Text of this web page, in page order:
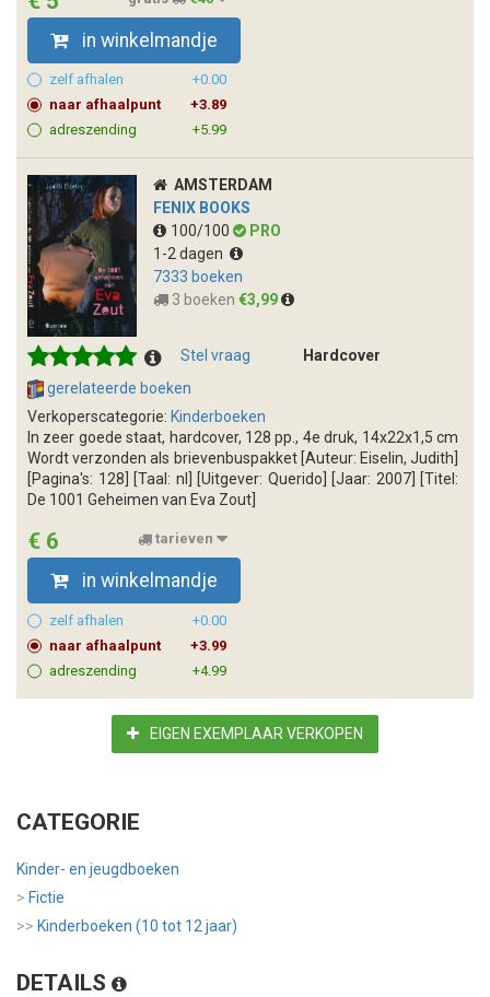
in winkelmandje
zelf afhalen
+0.00
naar afhaalpunt
+3.89
adreszending
+5.99
AMSTERDAM
FENIX BOOKS
100/100
PRO
1-2 dagen
7333 boeken
3 boeken €3,99
Stel vraag
Hardcover
gerelateerde boeken
Verkoperscategorie: Kinderboeken
In zeer goede staat, hardcover, 128 pp., 4e druk, 14x22x1,5 cm
Wordt verzonden als brievenbuspakket [Auteur: Eiselin, Judith]
[Pagina's: 128] [Taal: nl] [Uitgever: Querido] [Jaar: 2007] [Titel:
De 1001 Geheimen van Eva Zout]
€ 6 tarieven
in winkelmandje
zelf afhalen
+0.00
naar afhaalpunt
+3.99
adreszending
+4.99
EIGEN EXEMPLAAR VERKOPEN
CATEGORIE
Kinder- en jeugdboeken
> Fictie
>> Kinderboeken (10 tot 12 jaar)
DETAILS